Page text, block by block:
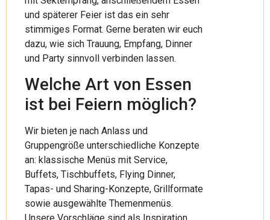
und späterer Feier ist das ein sehr
stimmiges Format. Gerne beraten wir euch
dazu, wie sich Trauung, Empfang, Dinner
und Party sinnvoll verbinden lassen.
Welche Art von Essen
ist bei Feiern möglich?
Wir bieten je nach Anlass und
Gruppengröße unterschiedliche Konzepte
an: klassische Menüs mit Service,
Buffets, Tischbuffets, Flying Dinner,
Tapas- und Sharing-Konzepte, Grillformate
sowie ausgewählte Themenmenüs.